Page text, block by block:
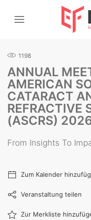
1198
ANNUAL
AMERICAN
CATARACT
REFRACTIVE
(ASCRS)
From Insights To
Zum Kalender
Veranstaltung teilen
Zur Merkliste